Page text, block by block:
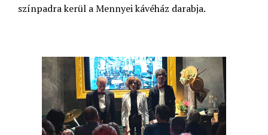
színpadra kerül a Mennyei kávéház darabja.